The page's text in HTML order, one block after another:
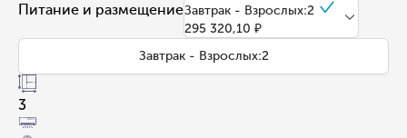
Питание и размещениеЗавтрак - Взрослых:2
295 320,10 ₽
Завтрак - Взрослых:2
3